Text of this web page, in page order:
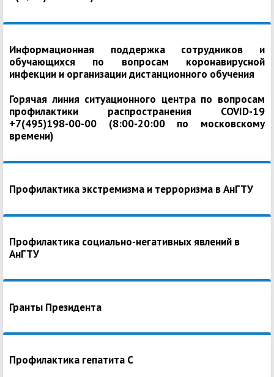
Информационная поддержка сотрудников и
обучающихся по вопросам коронавирусной
инфекции и организации дистанционного обучения
Горячая линия ситуационного центра по вопросам
профилактики распространения COVID-19
+7(495)198-00-00 (8:00-20:00 по московскому
времени)
Профилактика экстремизма и терроризма в АнГТУ
Профилактика социально-негативных явлений в
АнГТУ
Гранты Президента
Профилактика гепатита С